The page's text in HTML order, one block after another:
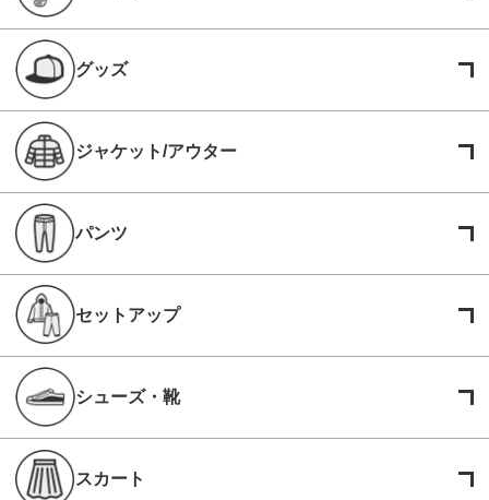
グッズ
ジャケット/アウター
パンツ
セットアップ
シューズ・靴
スカート